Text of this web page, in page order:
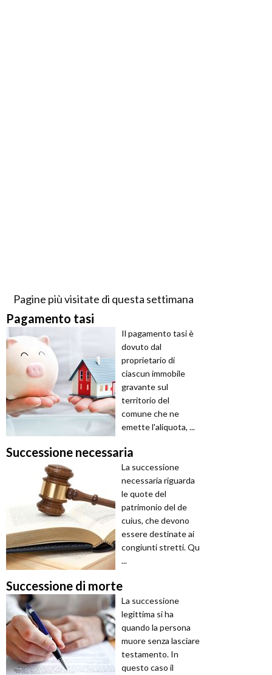
Pagine più visitate di questa settimana
Pagamento tasi
Il pagamento tasi è
dovuto dal
proprietario di
ciascun immobile
gravante sul
territorio del
comune che ne
emette l'aliquota, ...
Successione necessaria
La successione
necessaria riguarda
le quote del
patrimonio del de
cuius, che devono
essere destinate ai
congiunti stretti. Qu
...
Successione di morte
La successione
legittima si ha
quando la persona
muore senza lasciare
testamento. In
questo caso il